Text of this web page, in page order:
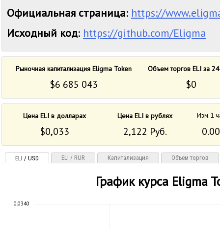
Официальная страница: https://
Исходный код: https://github.com/Eligma
Рыночная капитализация Eligma Token Объем торгов ELI за
$6 685 043 $0
Цена ELI в долларах Цена ELI в рублях Изм. 1
$0,033 2,122 Руб. 0.00
ELI / USD ELI / RUR Капитализация Объем торгов
График курса Eligma
0.0340